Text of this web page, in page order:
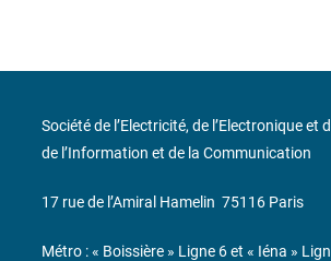
Société de l’Electricité, de l’Electronique et
de l’Information et de la Communication
17 rue de l’Amiral Hamelin 75116 Paris
Métro : « Boissière » Ligne 6 et « Iéna »